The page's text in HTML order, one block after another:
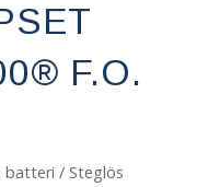
F.O.
batteri / Steglös